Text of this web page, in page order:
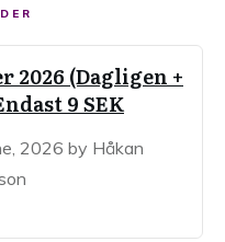
2026 (Dagligen +
9 SEK
2026 by Håkan